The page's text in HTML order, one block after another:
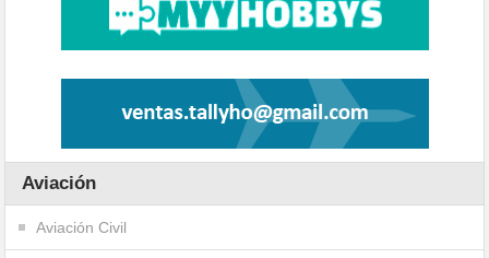
Aviación
Aviación Civil